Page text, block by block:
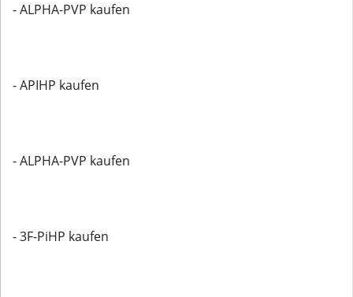
- ALPHA-PVP kaufen
- APIHP kaufen
- ALPHA-PVP kaufen
- 3F-PiHP kaufen